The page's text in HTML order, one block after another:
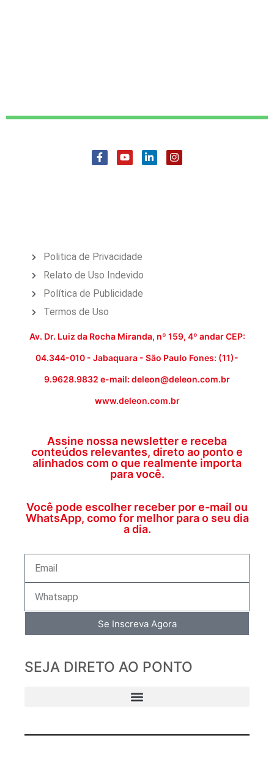
Politica de Privacidade
Relato de Uso Indevido
Política de Publicidade
Termos de Uso
Av. Dr. Luiz da Rocha Miranda, nº 159, 4º andar CEP:
04.344-010 - Jabaquara - São Paulo Fones: (11)-
9.9628.9832 e-mail: deleon@deleon.com.br
www.deleon.com.br
Assine nossa newsletter e receba
conteúdos relevantes, direto ao ponto e
alinhados com o que realmente importa
para você.
Você pode escolher receber por e-mail ou
WhatsApp, como for melhor para o seu dia
a dia.
Se Inscreva Agora
SEJA DIRETO AO PONTO